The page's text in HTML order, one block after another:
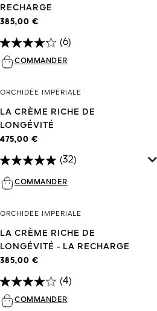
RECHARGE
385,00 €
(6)
COMMANDER
ORCHIDÉE IMPÉRIALE
LA CRÈME RICHE DE
LONGÉVITÉ
475,00 €
(32)
COMMANDER
ORCHIDÉE IMPÉRIALE
LA CRÈME RICHE DE
LONGÉVITÉ - LA RECHARGE
385,00 €
(4)
COMMANDER